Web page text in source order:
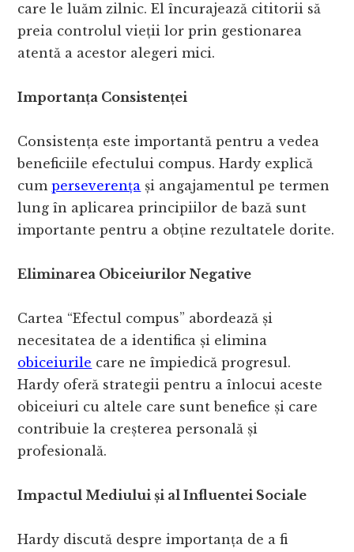
care le luăm zilnic. El încurajează cititorii să
preia controlul vieții lor prin gestionarea
atentă a acestor alegeri mici.
Importanța Consistenței
Consistența este importantă pentru a vedea
beneficiile efectului compus. Hardy explică
cumperseverența și angajamentul pe termen
lung în aplicarea principiilor de bază sunt
importante pentru a obține rezultatele dorite.
Eliminarea Obiceiurilor Negative
Cartea “Efectul compus” abordează și
necesitatea de a identifica și elimina
obiceiurile care ne împiedică progresul.
Hardy oferă strategii pentru a înlocui aceste
obiceiuri cu altele care sunt benefice și care
contribuie la creșterea personală și
profesională.
Impactul Mediului și al Influentei Sociale
Hardy discută despre importanța de a fi